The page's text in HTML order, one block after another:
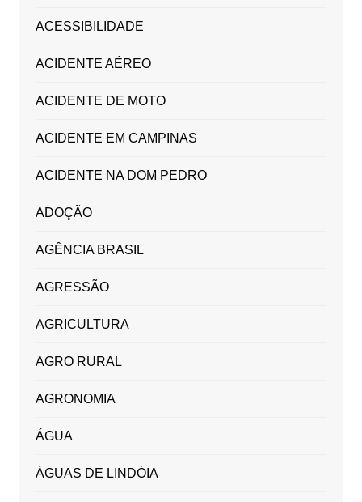
ACESSIBILIDADE
ACIDENTE AÉREO
ACIDENTE DE MOTO
ACIDENTE EM CAMPINAS
ACIDENTE NA DOM PEDRO
ADOÇÃO
AGÊNCIA BRASIL
AGRESSÃO
AGRICULTURA
AGRO RURAL
AGRONOMIA
ÁGUA
ÁGUAS DE LINDÓIA